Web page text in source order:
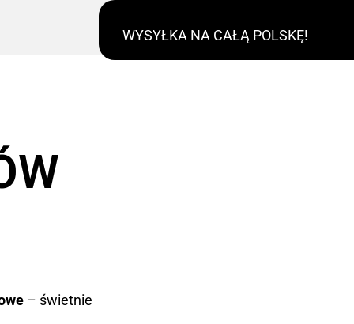
WYSYŁKA NA CAŁĄ POLSKĘ!
– świetnie